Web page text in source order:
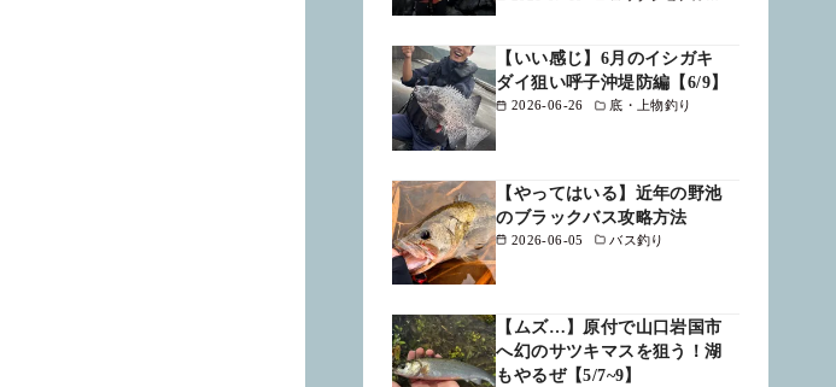
2026-06-26 底・上物釣り
【いい感じ】6月のイシガキ
ダイ狙い呼子沖堤防編【6/9】
2026-06-05 バス釣り
【やってはいる】近年の野池
のブラックバス攻略方法
【ムズ…】原付で山口岩国市
へ幻のサツキマスを狙う！湖
もやるぜ【5/7~9】